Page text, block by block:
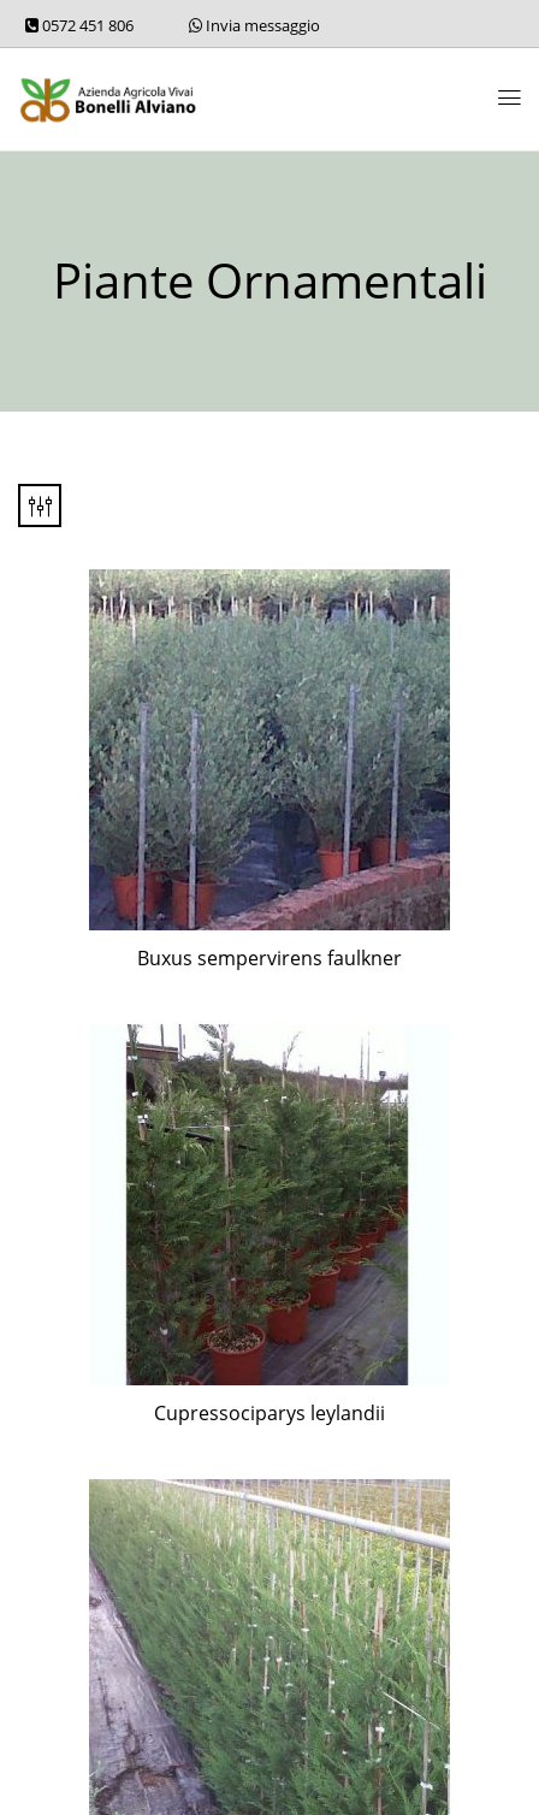
0572 451 806 Invia messaggio
Piante Ornamentali
Buxus sempervirens faulkner
Cupressociparys leylandii